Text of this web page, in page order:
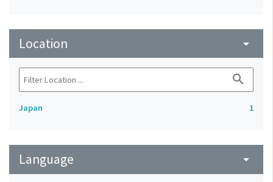
Location arrow_drop_down
search
Japan 1
Language arrow_drop_down